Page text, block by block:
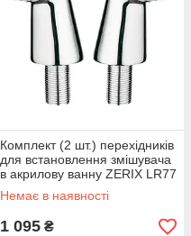
Комплект (2 шт.) перехідників
для встановлення змішувача
в акрилову ванну ZERIX LR77
(ZX2637)
Немає в наявності
1 095 ₴